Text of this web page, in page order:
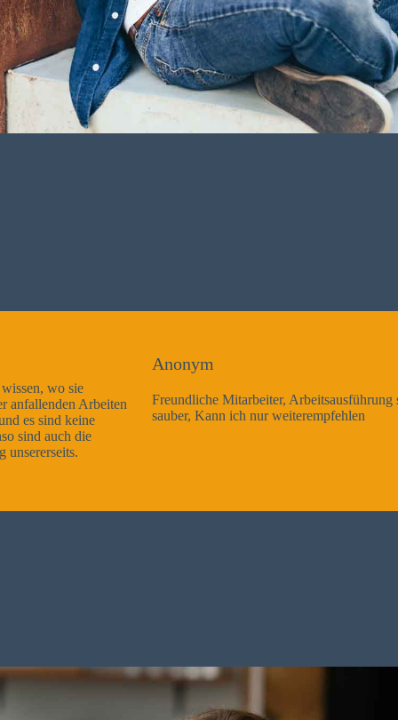
Freundliche Mitarbeiter, Arbeitsausführung sehr gut und sehr
sauber, Kann ich nur weiterempfehlen